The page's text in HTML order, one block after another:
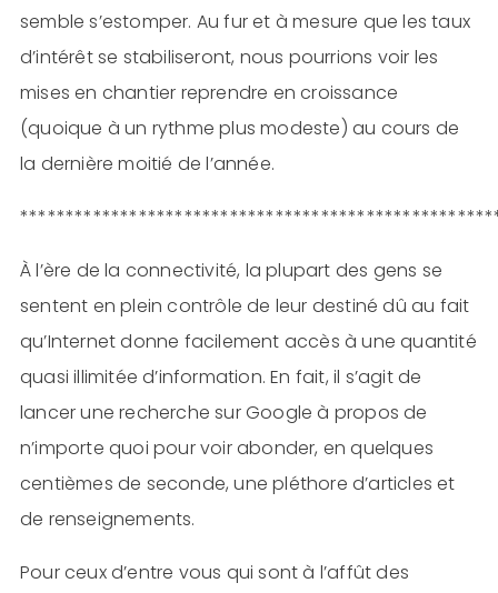
semble s’estomper. Au fur et à mesure que les taux
d’intérêt se stabiliseront, nous pourrions voir les
mises en chantier reprendre en croissance
(quoique à un rythme plus modeste) au cours de
la dernière moitié de l’année.
À l’ère de la connectivité, la plupart des gens se
sentent en plein contrôle de leur destiné dû au fait
qu’Internet donne facilement accès à une quantité
quasi illimitée d’information. En fait, il s’agit de
lancer une recherche sur Google à propos de
n’importe quoi pour voir abonder, en quelques
centièmes de seconde, une pléthore d’articles et
de renseignements.
Pour ceux d’entre vous qui sont à l’affût des